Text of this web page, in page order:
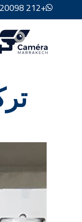
+212 661-920098